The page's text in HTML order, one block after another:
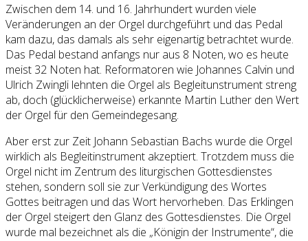
Zwischen dem 14. und 16. Jahrhundert wurden viele
Veränderungen an der Orgel durchgeführt und das Pedal
kam dazu, das damals als sehr eigenartig betrachtet wurde.
Das Pedal bestand anfangs nur aus 8 Noten, wo es heute
meist 32 Noten hat. Reformatoren wie Johannes Calvin und
Ulrich Zwingli lehnten die Orgel als Begleitunstrument streng
ab, doch (glücklicherweise) erkannte Martin Luther den Wert
der Orgel für den Gemeindegesang.
Aber erst zur Zeit Johann Sebastian Bachs wurde die Orgel
wirklich als Begleitinstrument akzeptiert. Trotzdem muss die
Orgel nicht im Zentrum des liturgischen Gottesdienstes
stehen, sondern soll sie zur Verkündigung des Wortes
Gottes beitragen und das Wort hervorheben. Das Erklingen
der Orgel steigert den Glanz des Gottesdienstes. Die Orgel
wurde mal bezeichnet als die „Königin der Instrumente“, die